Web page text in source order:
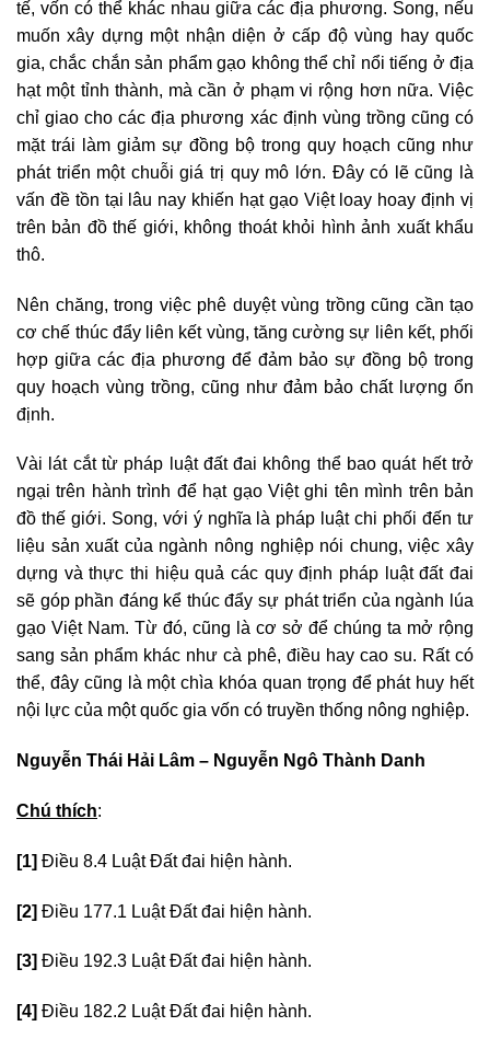
tế, vốn có thể khác nhau giữa các địa phương. Song, nếu
muốn xây dựng một nhận diện ở cấp độ vùng hay quốc
gia, chắc chắn sản phẩm gạo không thể chỉ nổi tiếng ở địa
hạt một tỉnh thành, mà cần ở phạm vi rộng hơn nữa. Việc
chỉ giao cho các địa phương xác định vùng trồng cũng có
mặt trái làm giảm sự đồng bộ trong quy hoạch cũng như
phát triển một chuỗi giá trị quy mô lớn. Đây có lẽ cũng là
vấn đề tồn tại lâu nay khiến hạt gạo Việt loay hoay định vị
trên bản đồ thế giới, không thoát khỏi hình ảnh xuất khẩu
thô.
Nên chăng, trong việc phê duyệt vùng trồng cũng cần tạo
cơ chế thúc đẩy liên kết vùng, tăng cường sự liên kết, phối
hợp giữa các địa phương để đảm bảo sự đồng bộ trong
quy hoạch vùng trồng, cũng như đảm bảo chất lượng ổn
định.
Vài lát cắt từ pháp luật đất đai không thể bao quát hết trở
ngại trên hành trình để hạt gạo Việt ghi tên mình trên bản
đồ thế giới. Song, với ý nghĩa là pháp luật chi phối đến tư
liệu sản xuất của ngành nông nghiệp nói chung, việc xây
dựng và thực thi hiệu quả các quy định pháp luật đất đai
sẽ góp phần đáng kể thúc đẩy sự phát triển của ngành lúa
gạo Việt Nam. Từ đó, cũng là cơ sở để chúng ta mở rộng
sang sản phẩm khác như cà phê, điều hay cao su. Rất có
thể, đây cũng là một chìa khóa quan trọng để phát huy hết
nội lực của một quốc gia vốn có truyền thống nông nghiệp.
Nguyễn Thái Hải Lâm – Nguyễn Ngô Thành Danh
Chú thích:
[1] Điều 8.4 Luật Đất đai hiện hành.
[2] Điều 177.1 Luật Đất đai hiện hành.
[3] Điều 192.3 Luật Đất đai hiện hành.
[4] Điều 182.2 Luật Đất đai hiện hành.